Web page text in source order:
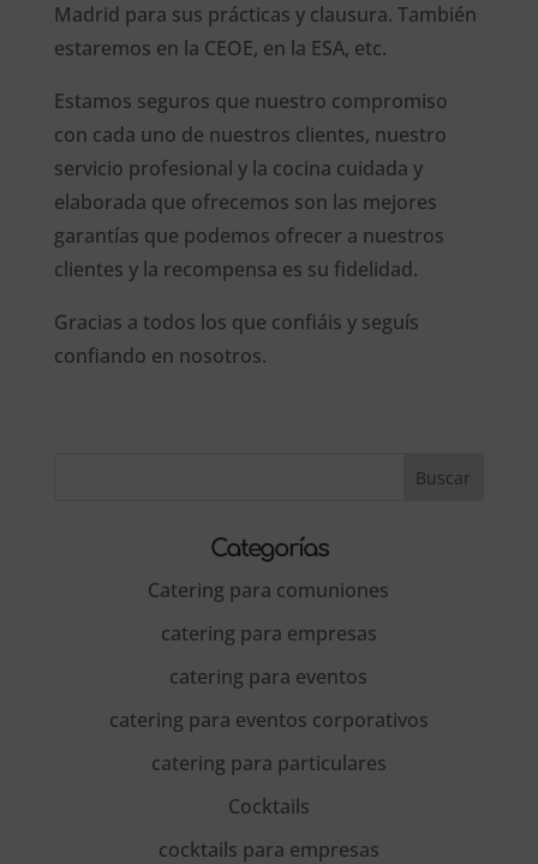
Madrid para sus prácticas y clausura. También
estaremos en la CEOE, en la ESA, etc.
Estamos seguros que nuestro compromiso
con cada uno de nuestros clientes, nuestro
servicio profesional y la cocina cuidada y
elaborada que ofrecemos son las mejores
garantías que podemos ofrecer a nuestros
clientes y la recompensa es su fidelidad.
Gracias a todos los que confiáis y seguís
confiando en nosotros.
Categorías
Catering para comuniones
catering para empresas
catering para eventos
catering para eventos corporativos
catering para particulares
Cocktails
cocktails para empresas